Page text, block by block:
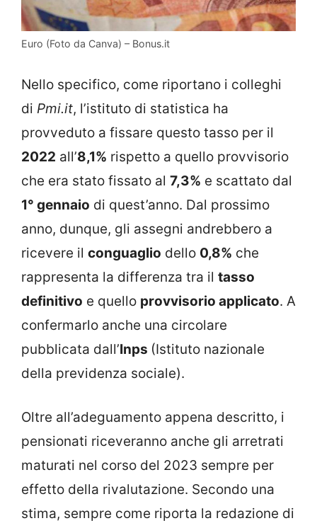
Euro (Foto da Canva) – Bonus.it
Nello specifico, come riportano i colleghi
di Pmi.it, l’istituto di statistica ha
provveduto a fissare questo tasso per il
2022 all’8,1% rispetto a quello provvisorio
che era stato fissato al 7,3% e scattato dal
1° gennaio di quest’anno. Dal prossimo
anno, dunque, gli assegni andrebbero a
ricevere il conguaglio dello 0,8% che
rappresenta la differenza tra il tasso
definitivo e quello provvisorio applicato. A
confermarlo anche una circolare
pubblicata dall’Inps (Istituto nazionale
della previdenza sociale).
Oltre all’adeguamento appena descritto, i
pensionati riceveranno anche gli arretrati
maturati nel corso del 2023 sempre per
effetto della rivalutazione. Secondo una
stima, sempre come riporta la redazione di